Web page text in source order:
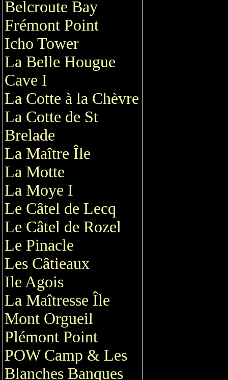
Belcroute Bay
Frémont Point
Icho Tower
La Belle Hougue
Cave I
La Cotte à la Chèvre
La Cotte de St
Brelade
La Maître Île
La Motte
La Moye I
Le Câtel de Lecq
Le Câtel de Rozel
Le Pinacle
Les Câtieaux
Ile Agois
La Maîtresse Île
Mont Orgueil
Plémont Point
POW Camp & Les
Blanches Banques